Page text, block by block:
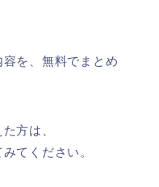
を、無料でまとめ
方は、
てください。